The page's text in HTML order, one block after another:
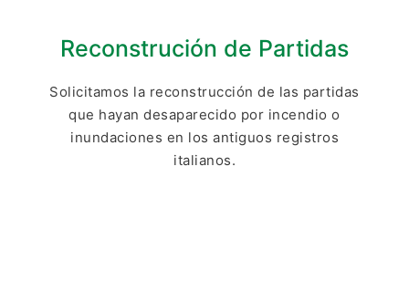
Reconstrución de Partidas
Solicitamos la reconstrucción de las partidas
que hayan desaparecido por incendio o
inundaciones en los antiguos registros
italianos.